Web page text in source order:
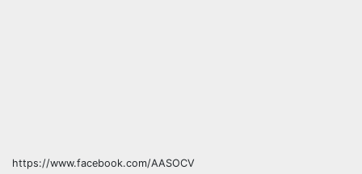
https://www.facebook.com/AASOCV